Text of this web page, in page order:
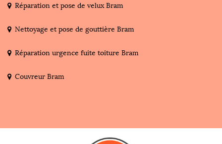
Réparation et pose de velux Bram
Nettoyage et pose de gouttière Bram
Réparation urgence fuite toiture Bram
Couvreur Bram